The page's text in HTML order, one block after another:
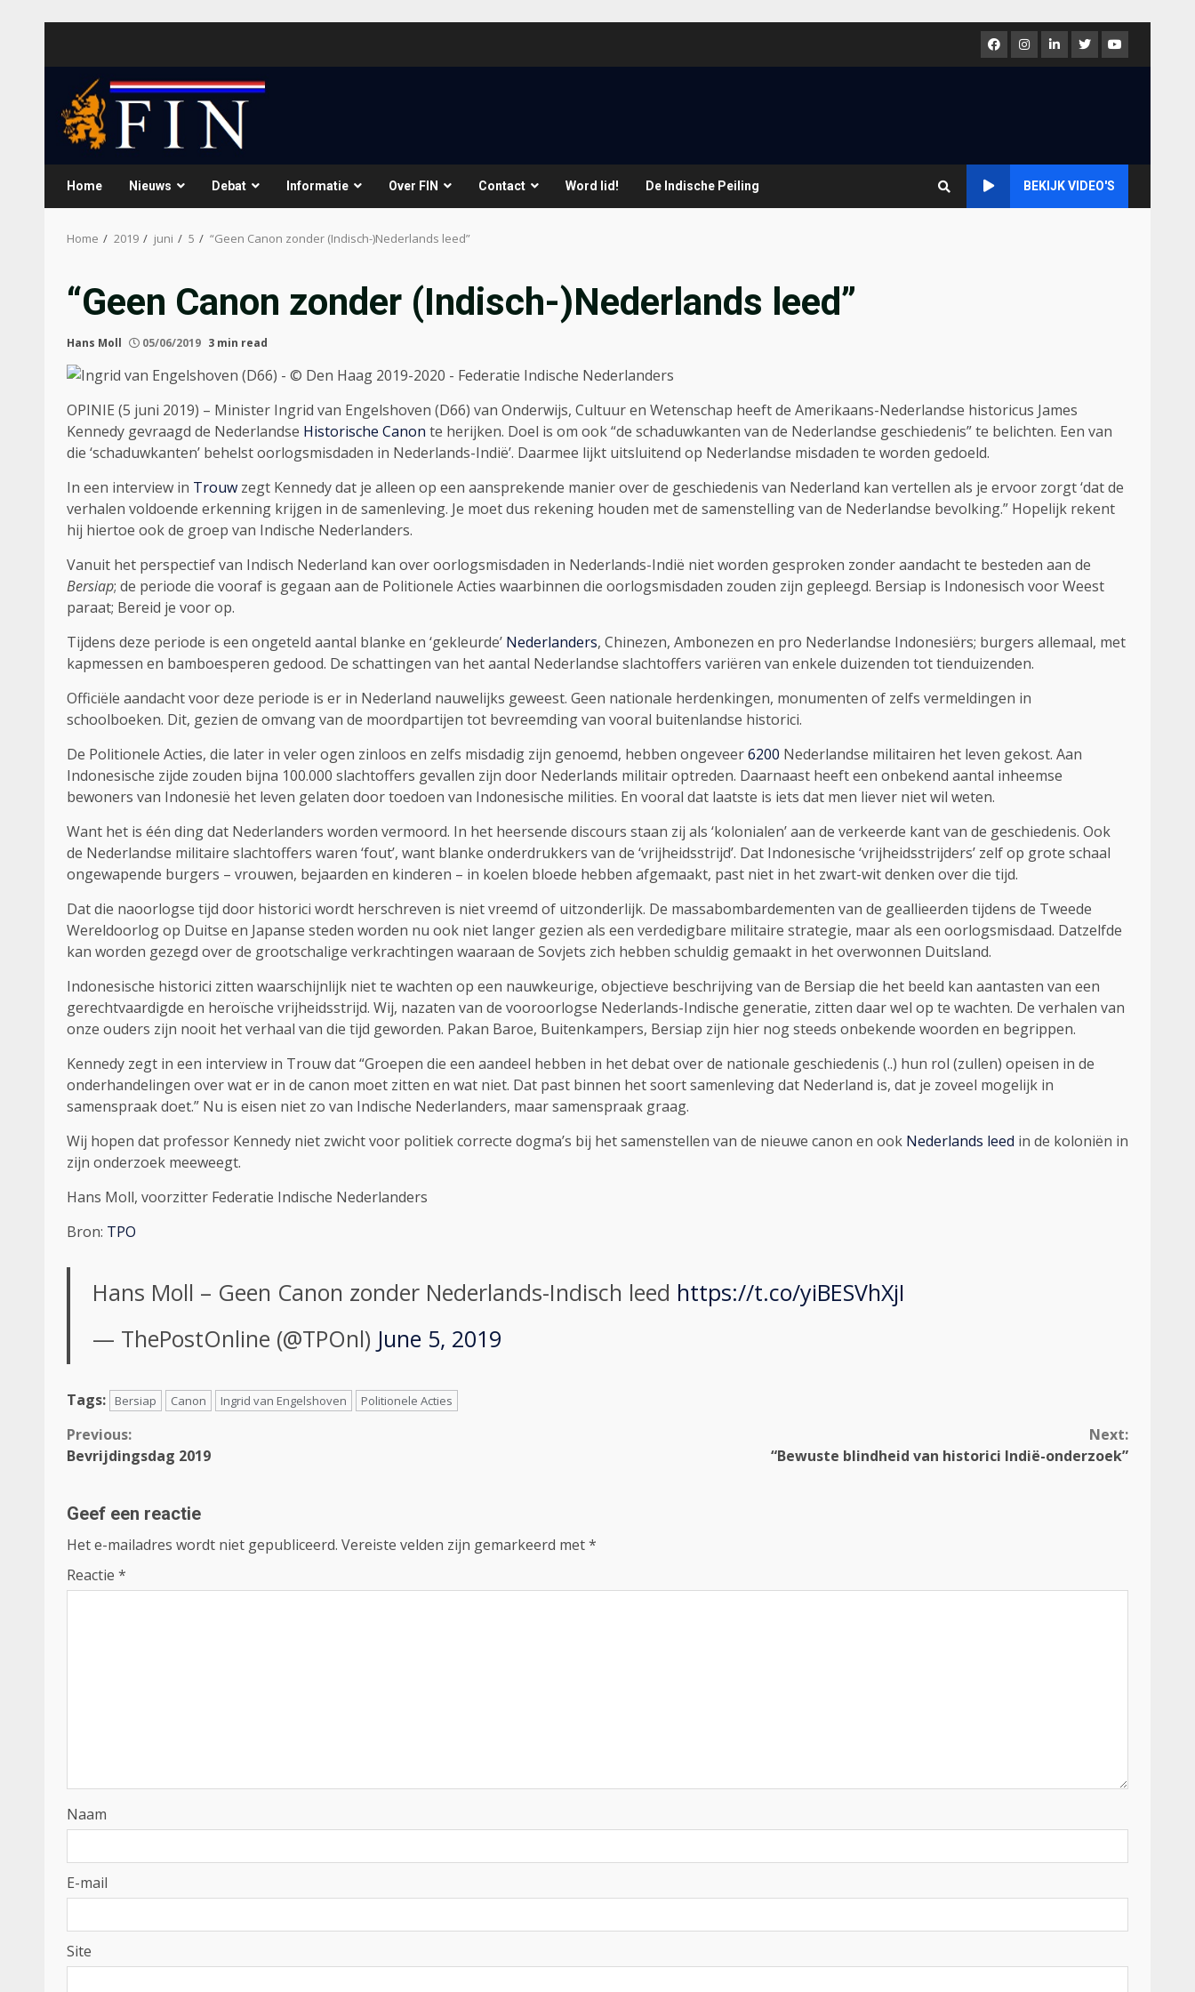
FacebookInstagram
LinkedInTwitterYoutube
Home Nieuws Debat Informatie Over FIN Contact Word lid! De Indische Peiling BEKIJK VIDEO'S
Home 2019 juni 5 “Geen Canon zonder (Indisch-)Nederlands leed”
“Geen Canon zonder (Indisch-)Nederlands leed”
Hans Moll 05/06/2019 3 min read
OPINIE (5 juni 2019) – Minister Ingrid van Engelshoven (D66) van Onderwijs, Cultuur en Wetenschap heeft de Amerikaans-Nederlandse historicus James
Kennedy gevraagd de Nederlandse Historische Canon te herijken. Doel is om ook “de schaduwkanten van de Nederlandse geschiedenis” te belichten. Een van
die ‘schaduwkanten’ behelst oorlogsmisdaden in Nederlands-Indië’. Daarmee lijkt uitsluitend op Nederlandse misdaden te worden gedoeld.
In een interview in Trouw zegt Kennedy dat je alleen op een aansprekende manier over de geschiedenis van Nederland kan vertellen als je ervoor zorgt ‘dat de
verhalen voldoende erkenning krijgen in de samenleving. Je moet dus rekening houden met de samenstelling van de Nederlandse bevolking.” Hopelijk rekent
hij hiertoe ook de groep van Indische Nederlanders.
Vanuit het perspectief van Indisch Nederland kan over oorlogsmisdaden in Nederlands-Indië niet worden gesproken zonder aandacht te besteden aan de
Bersiap; de periode die vooraf is gegaan aan de Politionele Acties waarbinnen die oorlogsmisdaden zouden zijn gepleegd. Bersiap is Indonesisch voor Weest
paraat; Bereid je voor op.
Tijdens deze periode is een ongeteld aantal blanke en ‘gekleurde’ Nederlanders, Chinezen, Ambonezen en pro Nederlandse Indonesiërs; burgers allemaal, met
kapmessen en bamboesperen gedood. De schattingen van het aantal Nederlandse slachtoffers variëren van enkele duizenden tot tienduizenden.
Officiële aandacht voor deze periode is er in Nederland nauwelijks geweest. Geen nationale herdenkingen, monumenten of zelfs vermeldingen in
schoolboeken. Dit, gezien de omvang van de moordpartijen tot bevreemding van vooral buitenlandse historici.
De Politionele Acties, die later in veler ogen zinloos en zelfs misdadig zijn genoemd, hebben ongeveer6200 Nederlandse militairen het leven gekost. Aan
Indonesische zijde zouden bijna 100.000 slachtoffers gevallen zijn door Nederlands militair optreden. Daarnaast heeft een onbekend aantal inheemse
bewoners van Indonesië het leven gelaten door toedoen van Indonesische milities. En vooral dat laatste is iets dat men liever niet wil weten.
Want het is één ding dat Nederlanders worden vermoord. In het heersende discours staan zij als ‘kolonialen’ aan de verkeerde kant van de geschiedenis. Ook
de Nederlandse militaire slachtoffers waren ‘fout’, want blanke onderdrukkers van de ‘vrijheidsstrijd’. Dat Indonesische ‘vrijheidsstrijders’ zelf op grote schaal
ongewapende burgers – vrouwen, bejaarden en kinderen – in koelen bloede hebben afgemaakt, past niet in het zwart-wit denken over die tijd.
Dat die naoorlogse tijd door historici wordt herschreven is niet vreemd of uitzonderlijk. De massabombardementen van de geallieerden tijdens de Tweede
Wereldoorlog op Duitse en Japanse steden worden nu ook niet langer gezien als een verdedigbare militaire strategie, maar als een oorlogsmisdaad. Datzelfde
kan worden gezegd over de grootschalige verkrachtingen waaraan de Sovjets zich hebben schuldig gemaakt in het overwonnen Duitsland.
Indonesische historici zitten waarschijnlijk niet te wachten op een nauwkeurige, objectieve beschrijving van de Bersiap die het beeld kan aantasten van een
gerechtvaardigde en heroïsche vrijheidsstrijd. Wij, nazaten van de vooroorlogse Nederlands-Indische generatie, zitten daar wel op te wachten. De verhalen van
onze ouders zijn nooit het verhaal van die tijd geworden. Pakan Baroe, Buitenkampers, Bersiap zijn hier nog steeds onbekende woorden en begrippen.
Kennedy zegt in een interview in Trouw dat “Groepen die een aandeel hebben in het debat over de nationale geschiedenis (..) hun rol (zullen) opeisen in de
onderhandelingen over wat er in de canon moet zitten en wat niet. Dat past binnen het soort samenleving dat Nederland is, dat je zoveel mogelijk in
samenspraak doet.” Nu is eisen niet zo van Indische Nederlanders, maar samenspraak graag.
Wij hopen dat professor Kennedy niet zwicht voor politiek correcte dogma’s bij het samenstellen van de nieuwe canon en ook Nederlands leed in de koloniën in
zijn onderzoek meeweegt.
Hans Moll, voorzitter Federatie Indische Nederlanders
Bron: TPO
Hans Moll – Geen Canon zonder Nederlands-Indisch leed https://t.co/yiBESVhXjI
— ThePostOnline (@TPOnl) June 5, 2019
Tags: Bersiap Canon Ingrid van Engelshoven Politionele Acties
Continue
Reading
Previous:
Bevrijdingsdag 2019
Next:
“Bewuste blindheid van historici Indië-onderzoek”
Geef een reactie
Het e-mailadres wordt niet gepubliceerd. Vereiste velden zijn gemarkeerd met*
Reactie *
Naam
E-mail
Site